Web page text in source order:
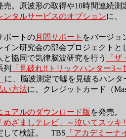
売。原波形の取得や10時間連続
ンタルサービスのオプションに、
ポートの月間サポート をバージョ
ン研究会の部会プロジェクトと
協同で気律脳波研究を行う
「
「見破れ!!トリックハンター3
に、脳波測定で嘘を見破るハンタ
い方法に、クレジットカード（
ュアルのダウンロード版 を発売。
「めざましテレビ」～泣いてスッ
して検証。 TBS 「アカデミー